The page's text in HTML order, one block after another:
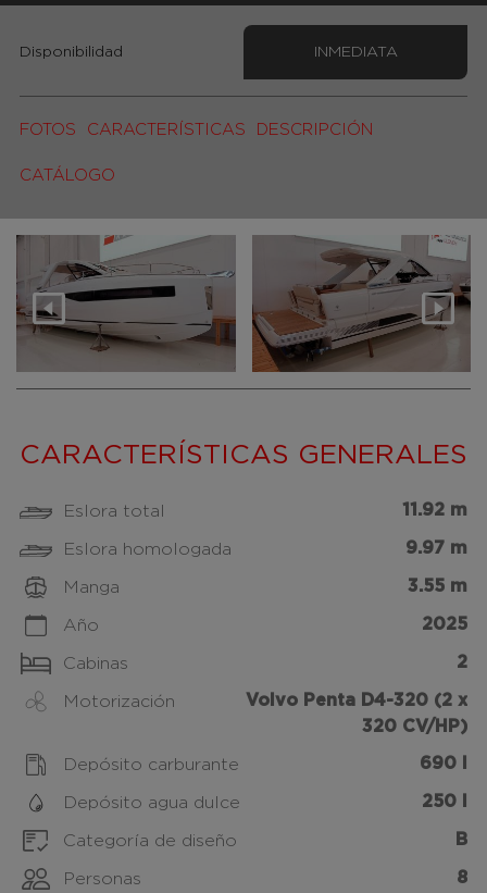
FOTOS CARACTERÍSTICAS DESCRIPCIÓN
CATÁLOGO
Disponibilidad INMEDIATA
CARACTERÍSTICAS GENERALES
Eslora total 11.92 m
Eslora homologada 9.97 m
Manga 3.55 m
Año 2025
Cabinas 2
Motorización
Volvo Penta D4-320 (2 x
320 CV/HP)
Depósito carburante 690 l
Depósito agua dulce 250 l
Categoría de diseño B
Personas 8